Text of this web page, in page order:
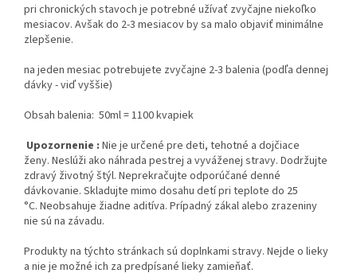
pri chronických stavoch je potrebné užívať zvyčajne niekoľko
mesiacov. Avšak do 2-3 mesiacov by sa malo objaviť minimálne
zlepšenie.
na jeden mesiac potrebujete zvyčajne 2-3 balenia (podľa dennej
dávky - viď vyššie)
Obsah balenia: 50ml = 1100 kvapiek
Upozornenie : Nie je určené pre deti, tehotné a dojčiace
ženy. Neslúži ako náhrada pestrej a vyváženej stravy. Dodržujte
zdravý životný štýl. Neprekračujte odporúčané denné
dávkovanie. Skladujte mimo dosahu detí pri teplote do 25
°C. Neobsahuje žiadne aditíva. Prípadný zákal alebo zrazeniny
nie sú na závadu.
Produkty na týchto stránkach sú doplnkami stravy. Nejde o lieky
a nie je možné ich za predpísané lieky zamieňať.